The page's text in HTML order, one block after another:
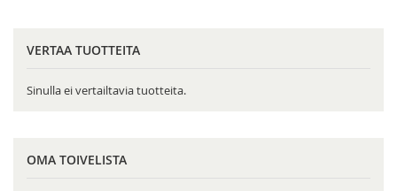
VERTAA TUOTTEITA
Sinulla ei vertailtavia tuotteita.
OMA TOIVELISTA